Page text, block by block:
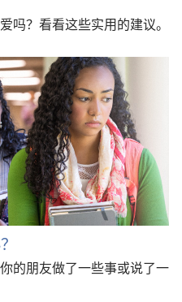
吗？看看这些实用的建议。
的朋友做了一些事或说了一